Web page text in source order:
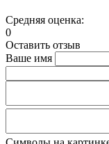
Средняя оценка:
0
Оставить отзыв
Ваше имя